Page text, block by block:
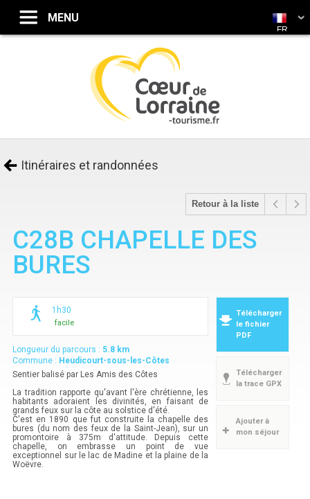
Itinéraires et randonnées
Retour à la liste
C28B CHAPELLE DES
BURES
1h30
facile
Longueur du parcours : 5.8 km
Commune : Heudicourt-sous-les-Côtes
Sentier balisé par Les Amis des Côtes
La tradition rapporte qu'avant l'ère chrétienne, les
habitants adoraient les divinités, en faisant de
grands feux sur la côte au solstice d'été.
C'est en 1890 que fut construite la chapelle des
bures (du nom des feux de la Saint-Jean), sur un
promontoire à 375m d'attitude. Depuis cette
chapelle, on embrasse un point de vue
exceptionnel sur le lac de Madine et la plaine de la
Woëvre.
Télécharger
le fichier
PDF
Télécharger
la trace GPX
Ajouter à
mon séjour
FR